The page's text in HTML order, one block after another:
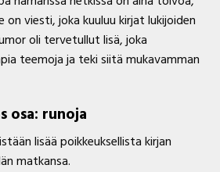
on viesti, joka kuuluu kirjat lukijoiden
oli tervetullut lisä, joka
teemoja ja teki siitä mukavamman
osa: runoja
lisää poikkeuksellista kirjan
matkansa.